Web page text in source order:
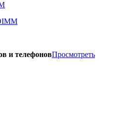
и телефоновПросмотреть